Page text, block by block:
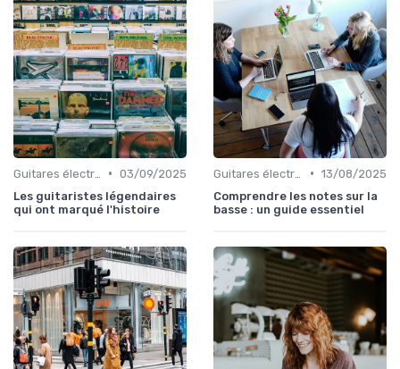
• 03/09/2025
Les guitaristes légendaires
qui ont marqué l'histoire
• 13/08/2025
Comprendre les notes sur la
basse : un guide essentiel